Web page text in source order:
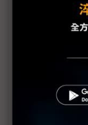
工程技術遇挑
蘋果首款折疊
SDC獨佔蘋果
蘋果折疊
供應鏈挑戰